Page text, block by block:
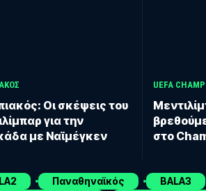
Οι σκέψεις του
για την
με Ναϊμέγκεν
UEFA
στο
Παναθηναϊκός
BALA3